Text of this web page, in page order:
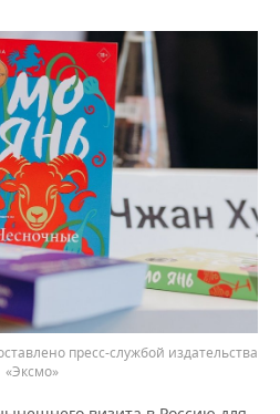
пресс-службой издательства
«Эксмо»